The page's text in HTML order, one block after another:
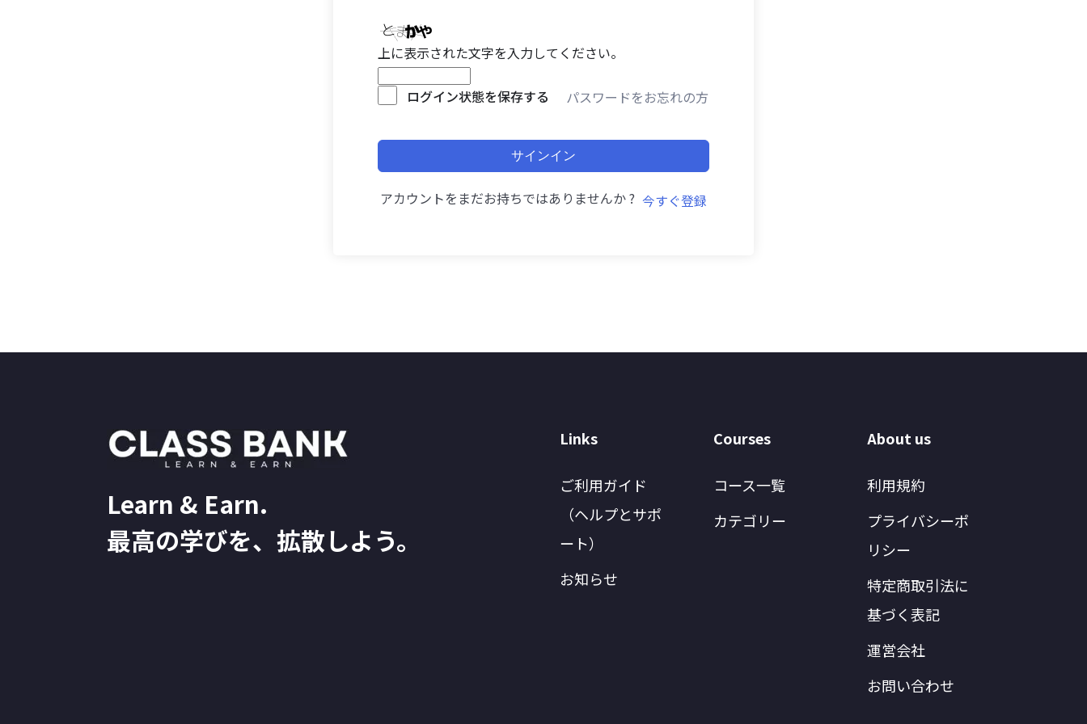
上に表示された文字を入力してください。
ログイン状態を保存する パスワードをお忘れの方
サインイン
アカウントをまだお持ちではありませんか ? 今すぐ登録
Learn & Earn.
最高の学びを、拡散しよう。
Links
ご利用ガイド
（ヘルプとサポ
ート）
お知らせ
Courses
コース一覧
カテゴリー
About us
利用規約
プライバシーポ
リシー
特定商取引法に
基づく表記
運営会社
お問い合わせ